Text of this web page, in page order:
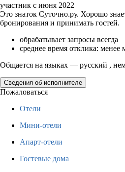
участник с июня 2022
Это знаток Суточно.ру. Хорошо
бронирования и принимать гостей.
обрабатывает запросы всегда
среднее время отклика: менее
Общается на языках — русский ,
Сведения об исполнителе
Пожаловаться
Отели
Мини-отели
Апарт-отели
Гостевые дома